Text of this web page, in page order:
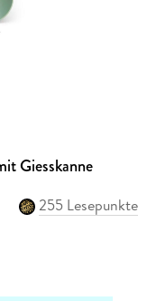
Giesskanne
255 Lesepunkte